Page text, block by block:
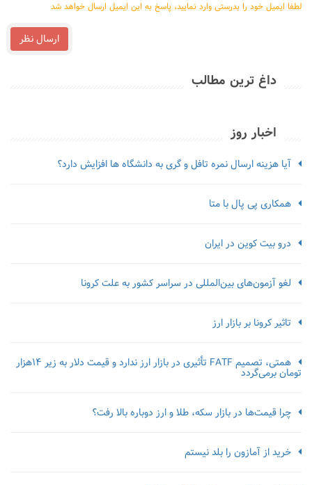
لطفا ایمیل خود را بدرستی وارد نمایید، پاسخ به این ایمیل ارسال خواهد شد
ارسال نظر
داغ ترین مطالب
اخبار روز
آیا هزینه ارسال نمره تافل و گری به دانشگاه ها افزایش دارد؟
همکاری پی پال با متا
درو بیت کوین در ایران
لغو آزمون‌‌های بین‌المللی در سراسر کشور به علت کرونا
تاثیر کرونا بر بازار ارز
همتی، تصمیم FATF تأثیری در بازار ارز ندارد و قیمت دلار به زیر ۱۴هزار
تومان برمی‌گردد
چرا قیمت‌ها در بازار سکه، طلا و ارز دوباره بالا رفت؟
خرید از آمازون را بلد نیستم